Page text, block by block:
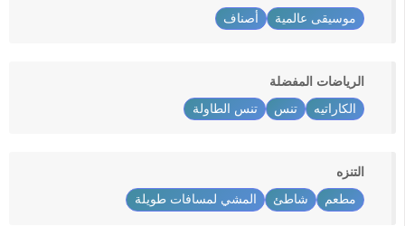
موسيقى عالمية أصناف
الرياضات المفضلة
الكاراتيه تنس تنس الطاولة
التنزه
مطعم شاطئ المشي لمسافات طويلة